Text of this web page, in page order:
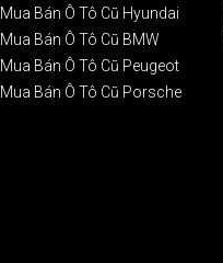
Mua Bán Ô Tô Cũ Hyundai
Mua Bán Ô Tô Cũ BMW
Mua Bán Ô Tô Cũ Peugeot
Mua Bán Ô Tô Cũ Porsche